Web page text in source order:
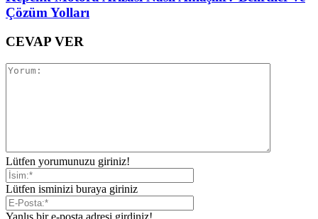
Çözüm Yolları
CEVAP VER
Lütfen yorumunuzu giriniz!
Lütfen isminizi buraya giriniz
Yanlış bir e-posta adresi girdiniz!